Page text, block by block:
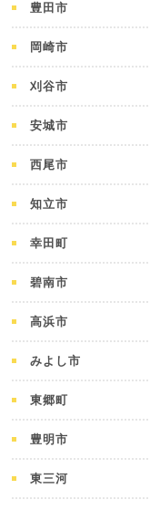
豊田市
岡崎市
刈谷市
安城市
西尾市
知立市
幸田町
碧南市
高浜市
みよし市
東郷町
豊明市
東三河